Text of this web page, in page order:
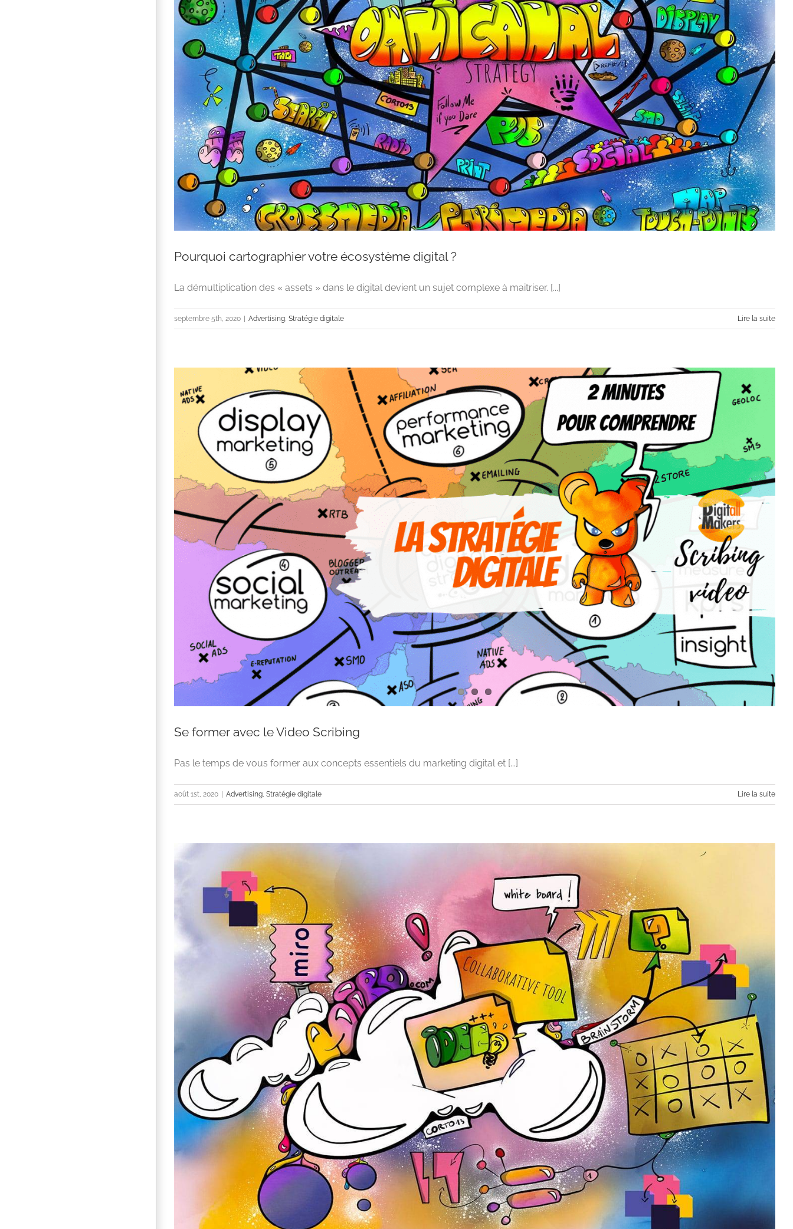
Pourquoi cartographier votre écosystème digital ?
Advertising Stratégie digitale
Pourquoi cartographier votre écosystème digital ?
La démultiplication des « assets » dans le digital devient un sujet complexe à maitriser. [...]
septembre 5th, 2020 Advertising, Stratégie digitale Lire la suite
Se former avec le Video Scribing
Advertising Stratégie digitale
Se former avec le Video Scribing
Pas le temps de vous former aux concepts essentiels du marketing digital et [...]
août 1st, 2020 | Advertising Stratégie digitale Lire la suite